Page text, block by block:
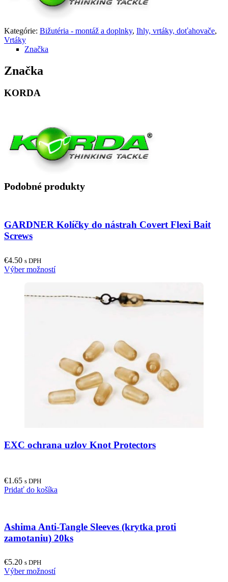
Kategórie: Bižutéria - montáž a doplnky, Ihly, vrtáky, doťahovače,
Vrtáky
Značka
Značka
KORDA
Podobné produkty
GARDNER Kolíčky do nástrah Covert Flexi Bait
Screws
€4.50 s DPH
Výber možnostíThis
multiple
on
the
product
page
EXC ochrana uzlov Knot Protectors
€1.65 s DPH
Pridať do košíka
Ashima Anti-Tangle Sleeves (krytka proti
zamotaniu) 20ks
€5.20 s DPH
Výber možnostíThis